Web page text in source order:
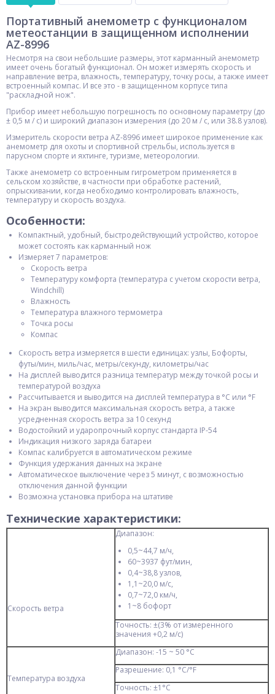
Портативный анемометр с функционалом
метеостанции в защищенном исполнении
AZ-8996
Несмотря на свои небольшие размеры, этот карманный анемометр
имеет очень богатый функционал. Он может измерять скорость и
направление ветра, влажность, температуру, точку росы, а также имеет
встроенный компас. И все это - в защищенном корпусе типа
"раскладной нож".
Прибор имеет небольшую погрешность по основному параметру (до
± 0,5 м / с) и широкий диапазон измерения (до 20 м / с, или 38.8 узлов).
Измеритель скорости ветра AZ-8996 имеет широкое применение как
анемометр для охоты и спортивной стрельбы, используется в
парусном спорте и яхтинге, туризме, метеорологии.
Также анемометр со встроенным гигрометром применяется в
сельском хозяйстве, в частности при обработке растений,
опрыскивании, когда необходимо контролировать влажность,
температуру и скорость воздуха.
Особенности:
Компактный, удобный, быстродействующий устройство, которое
может состоять как карманный нож
Измеряет 7 параметров:
Скорость ветра
Температуру комфорта (температура с учетом скорости ветра,
Windchill)
Влажность
Температура влажного термометра
Точка росы
Компас
Скорость ветра измеряется в шести единицах: узлы, Бофорты,
футы/мин, миль/час, метры/секунду, километры/час
На дисплей выводится разница температур между точкой росы и
температурой воздуха
Рассчитывается и выводится на дисплей температура в °С или °F
На экран выводится максимальная скорость ветра, а также
усредненная скорость ветра за 10 секунд
Водостойкий и ударопрочный корпус стандарта IP-54
Индикация низкого заряда батареи
Компас калибруется в автоматическом режиме
Функция удержания данных на экране
Автоматическое выключение через 5 минут, с возможностью
отключения данной функции
Возможна установка прибора на штативе
Технические характеристики:
Скорость ветра
Диапазон:
0,5~44,7 м/ч,
60~3937 фут/мин,
0,4~38,8 узлов,
1,1~20,0 м/с,
0,7~72,0 км/ч,
1~8 бофорт
Точность: ±(3% от измеренного
значения +0,2 м/с)
Температура воздуха
Диапазон: -15 ~ 50 °С
Разрешение: 0,1 °С/°F
Точность: ±1°С